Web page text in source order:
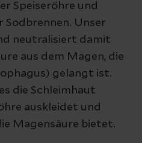
Speiseröhre und
Sodbrennen. Unser
neutralisiert damit
aus dem Magen, die
gelangt ist.
die Schleimhaut
auskleidet und
Magensäure bietet.